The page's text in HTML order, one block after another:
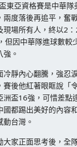
東亞資格賽是中華
兩度落後再追平，奮
現場所有人，終以2
但因中華隊進球數較
。
冷靜內心翻騰，強忍
賽後他紅著眼眶說「
洲盃16強，可惜差點
都踢出美好的內容
台灣。
大家正面思考後，全